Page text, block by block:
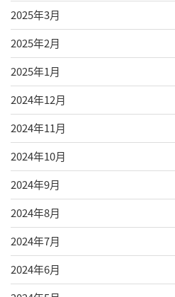
2025年3月
2025年2月
2025年1月
2024年12月
2024年11月
2024年10月
2024年9月
2024年8月
2024年7月
2024年6月